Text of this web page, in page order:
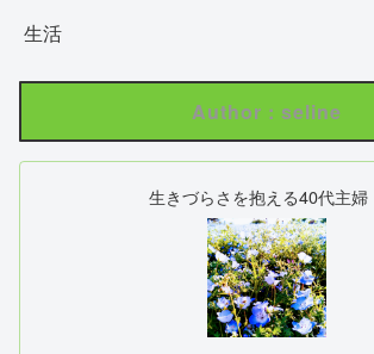
生活
Author : seline
生きづらさを抱える40代主婦